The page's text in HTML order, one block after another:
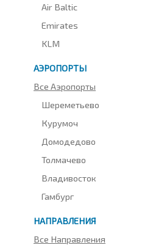
Air Baltic
Emirates
KLM
АЭРОПОРТЫ
Все Аэропорты
Шереметьево
Курумоч
Домодедово
Толмачево
Владивосток
Гамбург
НАПРАВЛЕНИЯ
Все Направления